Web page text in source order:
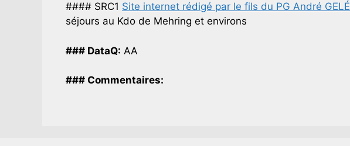
#### SRC1 Site internet rédigé par le fils du PG André GELÉ
séjours au Kdo de Mehring et environs
### DataQ: AA
### Commentaires: